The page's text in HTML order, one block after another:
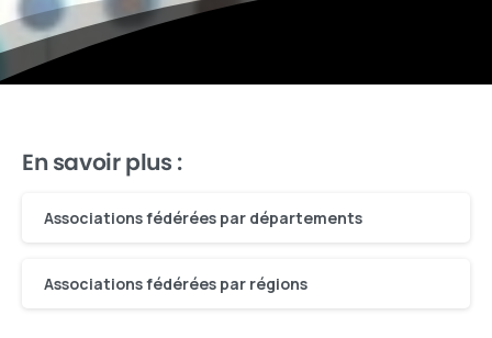
En savoir plus :
Associations fédérées par départements
Associations fédérées par régions